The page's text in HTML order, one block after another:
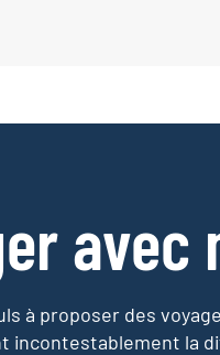
avec
à proposer des
incontestablement la